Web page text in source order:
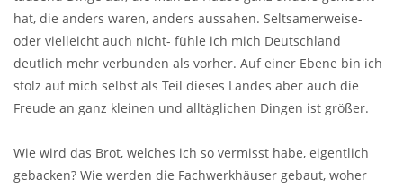
hat, die anders waren, anders aussahen. Seltsamerweise-
oder vielleicht auch nicht- fühle ich mich Deutschland
deutlich mehr verbunden als vorher. Auf einer Ebene bin ich
stolz auf mich selbst als Teil dieses Landes aber auch die
Freude an ganz kleinen und alltäglichen Dingen ist größer.
Wie wird das Brot, welches ich so vermisst habe, eigentlich
gebacken? Wie werden die Fachwerkhäuser gebaut, woher